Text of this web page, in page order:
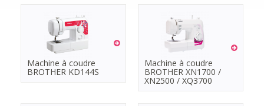
Machine à coudre
BROTHER KD144S
Machine à coudre
BROTHER XN1700 /
XN2500 / XQ3700